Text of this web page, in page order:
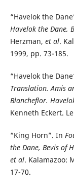
“Havelok the
Havelok the Dane,
Herzman, et al.
1999, pp. 73-185.
“Havelok the Dane
Translation. Amis
Blancheflor.
Kenneth Eckert.
“King Horn”. In
the Dane, Bevis of
et al. Kalamazoo:
17-70.